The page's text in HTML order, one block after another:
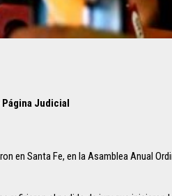
Judicial
en Santa Fe, en la Asamblea Anual